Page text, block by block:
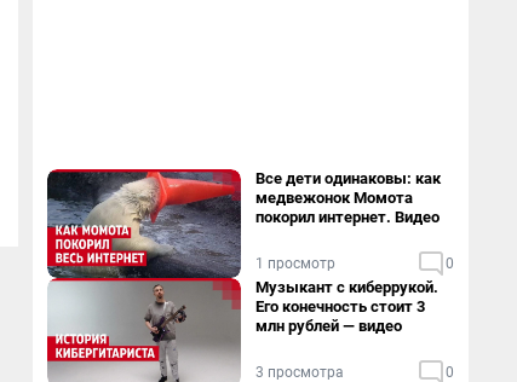
Все дети одинаковы: как
медвежонок Момота
покорил интернет. Видео
1 просмотр 0
Музыкант с киберрукой.
Его конечность стоит 3
млн рублей — видео
3 просмотра 0